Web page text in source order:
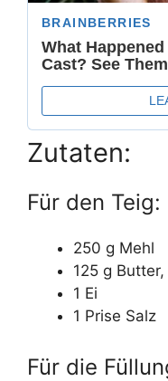
Zutaten:
Für den Teig:
250 g Mehl
125 g
1 Ei
1 Prise Salz
Für die